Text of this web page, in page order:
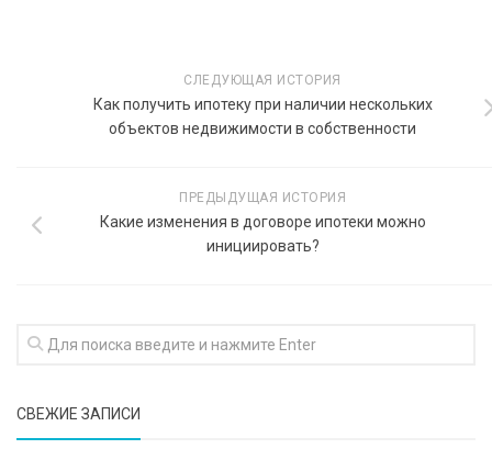
СЛЕДУЮЩАЯ ИСТОРИЯ
Как получить ипотеку при наличии нескольких
объектов недвижимости в собственности
ПРЕДЫДУЩАЯ ИСТОРИЯ
Какие изменения в договоре ипотеки можно
инициировать?
СВЕЖИЕ ЗАПИСИ